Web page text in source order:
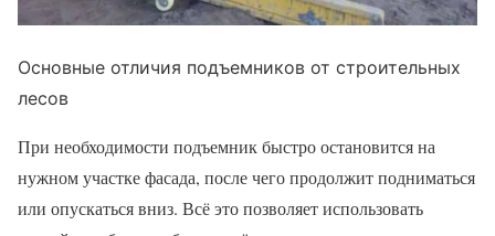
Основные отличия подъемников от строительных
лесов
При необходимости подъемник быстро остановится на
нужном участке фасада, после чего продолжит подниматься
или опускаться вниз. Всё это позволяет использовать